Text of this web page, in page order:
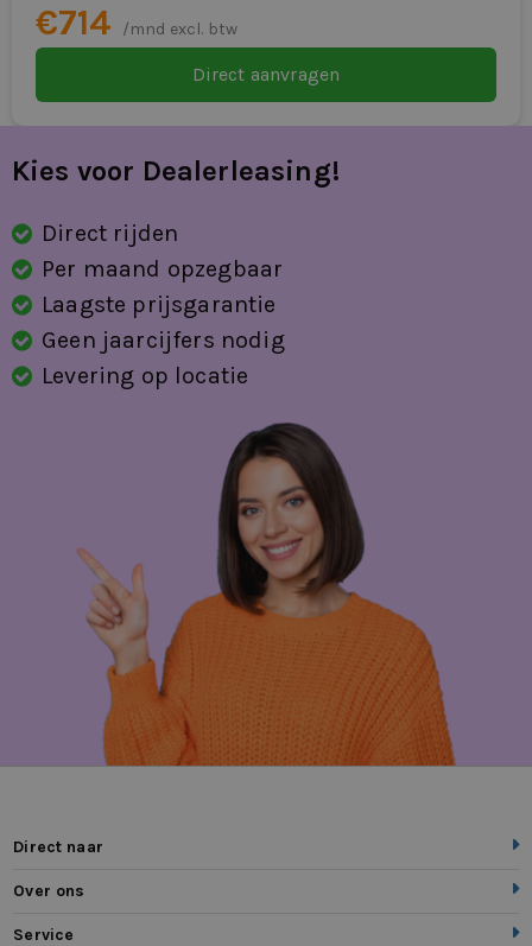
stuurbekrachtiging snelheidsafhankelijk
stuur verstelbaar
volledig digitaal instrumentenpaneel
€714 /mnd excl. btw
Direct aanvragen
Kies voor Dealerleasing!
Direct rijden
Per maand opzegbaar
Laagste prijsgarantie
Geen jaarcijfers nodig
Levering op locatie
Direct naar
Over ons
Service